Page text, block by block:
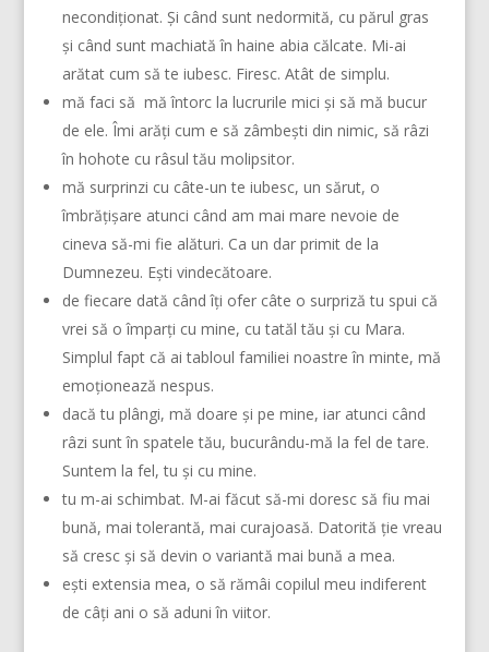
necondiționat. Și când sunt nedormită, cu părul gras
și când sunt machiată în haine abia călcate. Mi-ai
arătat cum să te iubesc. Firesc. Atât de simplu.
mă faci să mă întorc la lucrurile mici și să mă bucur
de ele. Îmi arăți cum e să zâmbești din nimic, să râzi
în hohote cu râsul tău molipsitor.
mă surprinzi cu câte-un te iubesc, un sărut, o
îmbrățișare atunci când am mai mare nevoie de
cineva să-mi fie alături. Ca un dar primit de la
Dumnezeu. Ești vindecătoare.
de fiecare dată când îți ofer câte o surpriză tu spui că
vrei să o împarți cu mine, cu tatăl tău și cu Mara.
Simplul fapt că ai tabloul familiei noastre în minte, mă
emoționează nespus.
dacă tu plângi, mă doare și pe mine, iar atunci când
râzi sunt în spatele tău, bucurându-mă la fel de tare.
Suntem la fel, tu și cu mine.
tu m-ai schimbat. M-ai făcut să-mi doresc să fiu mai
bună, mai tolerantă, mai curajoasă. Datorită ție vreau
să cresc și să devin o variantă mai bună a mea.
ești extensia mea, o să rămâi copilul meu indiferent
de câți ani o să aduni în viitor.